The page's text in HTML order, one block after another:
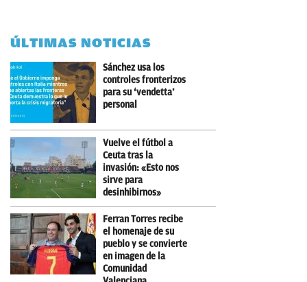
ÚLTIMAS NOTICIAS
Sánchez usa los
controles fronterizos
para su ‘vendetta’
personal
Vuelve el fútbol a
Ceuta tras la
invasión: «Esto nos
sirve para
desinhibirnos»
Ferran Torres recibe
el homenaje de su
pueblo y se convierte
en imagen de la
Comunidad